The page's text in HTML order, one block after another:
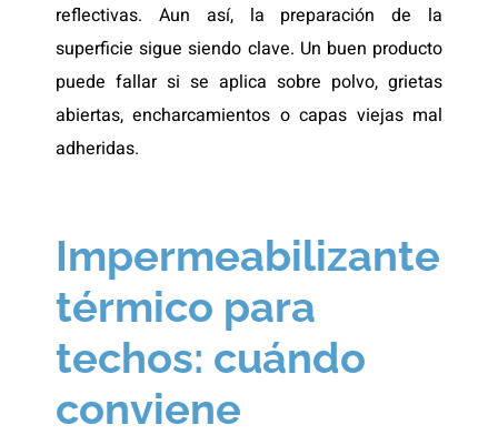
reflectivas. Aun así, la preparación de la
superficie sigue siendo clave. Un buen producto
puede fallar si se aplica sobre polvo, grietas
abiertas, encharcamientos o capas viejas mal
adheridas.
Impermeabilizante
térmico para
techos: cuándo
conviene